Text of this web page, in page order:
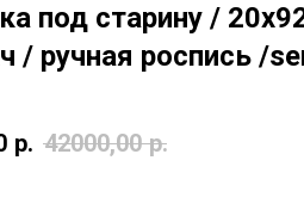
под старину /
/ ручная роспись /
р. 42000,00 р.